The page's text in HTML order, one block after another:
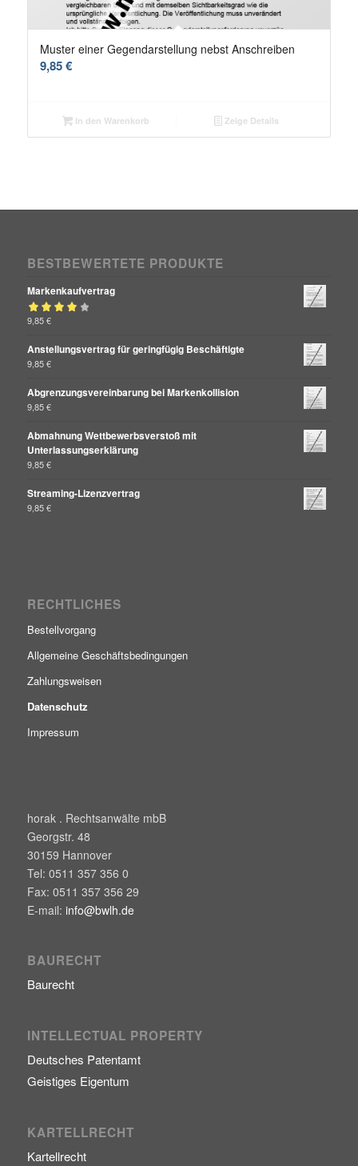
Muster einer Gegendarstellung nebst Anschreiben
9,85€
In den Warenkorb Zeige Details
BESTBEWERTETE PRODUKTE
Markenkaufvertrag
Bewertet mit
9,85€
Anstellungsvertrag für geringfügig Beschäftigte
9,85€
Abgrenzungsvereinbarung bei Markenkollision
9,85€
Abmahnung Wettbewerbsverstoß mit
Unterlassungserklärung
9,85€
Streaming-Lizenzvertrag
9,85€
RECHTLICHES
Bestellvorgang
Allgemeine Geschäftsbedingungen
Zahlungsweisen
Datenschutz
Impressum
horak . Rechtsanwälte mbB
Georgstr. 48
30159 Hannover
Tel: 0511 357 356 0
Fax: 0511 357 356 29
E-mail: info@bwlh.de
BAURECHT
Baurecht
INTELLECTUAL PROPERTY
Deutsches Patentamt
Geistiges Eigentum
KARTELLRECHT
Kartellrecht